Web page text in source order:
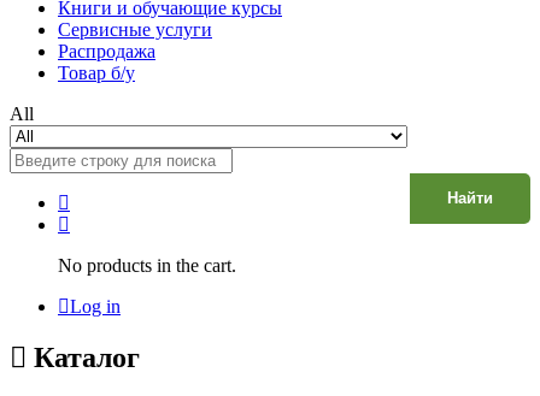
Книги и обучающие курсы
Сервисные услуги
Распродажа
Товар б/у
All
Найти
No products in the cart.
Log in
Каталог